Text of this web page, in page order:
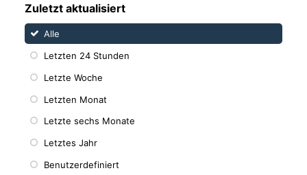
Zuletzt aktualisiert
Alle
Letzten 24 Stunden
Letzte Woche
Letzten Monat
Letzte sechs Monate
Letztes Jahr
Benutzerdefiniert